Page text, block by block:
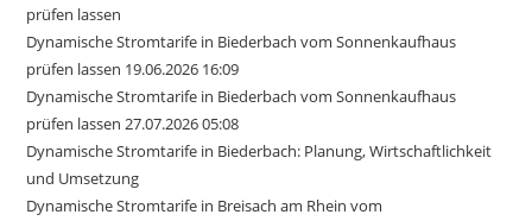
prüfen lassen
Dynamische Stromtarife in Biederbach vom Sonnenkaufhaus
prüfen lassen 19.06.2026 16:09
Dynamische Stromtarife in Biederbach vom Sonnenkaufhaus
prüfen lassen 27.07.2026 05:08
Dynamische Stromtarife in Biederbach: Planung, Wirtschaftlichkeit
und Umsetzung
Dynamische Stromtarife in Breisach am Rhein vom